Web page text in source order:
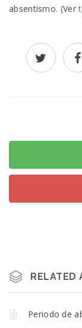
absentismo. (Ver
RELATED
Periodo de